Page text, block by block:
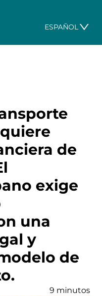
ESPAÑOL
de
exige
una
y
de
9 minutos